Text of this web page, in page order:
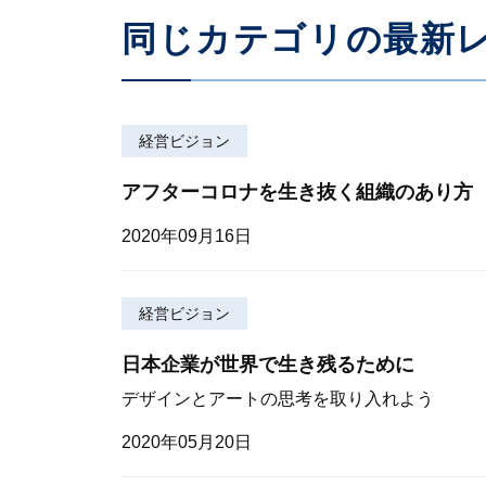
同じカテゴリの最新
経営ビジョン
アフターコロナを生き抜く組織のあり方
2020年09月16日
経営ビジョン
日本企業が世界で生き残るために
デザインとアートの思考を取り入れよう
2020年05月20日